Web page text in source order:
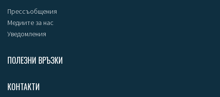
Прессъобщения
Медиите за нас
Уведомления
ПОЛЕЗНИ ВРЪЗКИ
КОНТАКТИ